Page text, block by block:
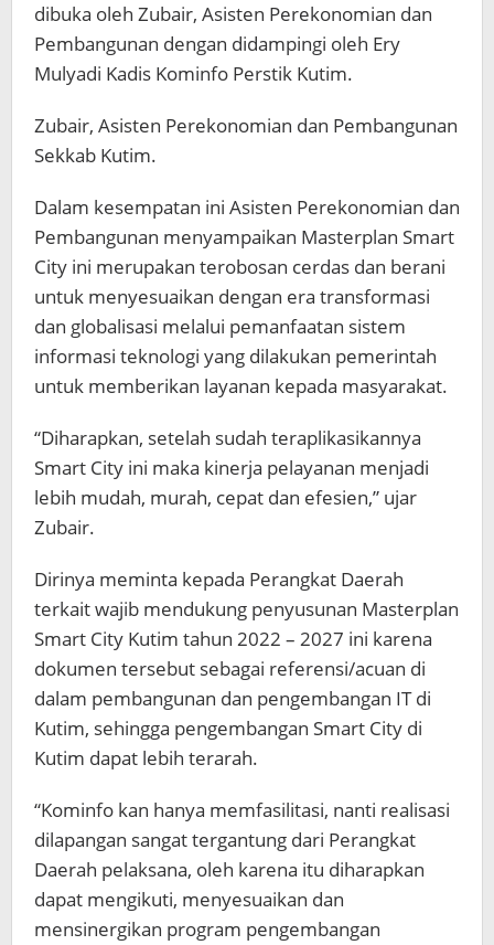
dibuka oleh Zubair, Asisten Perekonomian dan
Pembangunan dengan didampingi oleh Ery
Mulyadi Kadis Kominfo Perstik Kutim.
Zubair, Asisten Perekonomian dan Pembangunan
Sekkab Kutim.
Dalam kesempatan ini Asisten Perekonomian dan
Pembangunan menyampaikan Masterplan Smart
City ini merupakan terobosan cerdas dan berani
untuk menyesuaikan dengan era transformasi
dan globalisasi melalui pemanfaatan sistem
informasi teknologi yang dilakukan pemerintah
untuk memberikan layanan kepada masyarakat.
“Diharapkan, setelah sudah teraplikasikannya
Smart City ini maka kinerja pelayanan menjadi
lebih mudah, murah, cepat dan efesien,” ujar
Zubair.
Dirinya meminta kepada Perangkat Daerah
terkait wajib mendukung penyusunan Masterplan
Smart City Kutim tahun 2022 – 2027 ini karena
dokumen tersebut sebagai referensi/acuan di
dalam pembangunan dan pengembangan IT di
Kutim, sehingga pengembangan Smart City di
Kutim dapat lebih terarah.
“Kominfo kan hanya memfasilitasi, nanti realisasi
dilapangan sangat tergantung dari Perangkat
Daerah pelaksana, oleh karena itu diharapkan
dapat mengikuti, menyesuaikan dan
mensinergikan program pengembangan